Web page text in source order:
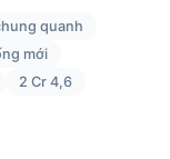
quanh
mới
2 Cr 4,6